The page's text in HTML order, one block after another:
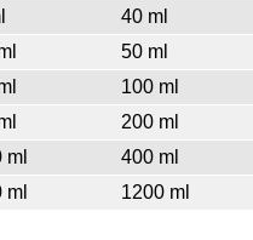
40 ml
50 ml
100 ml
200 ml
ml
400 ml
ml 1200 ml